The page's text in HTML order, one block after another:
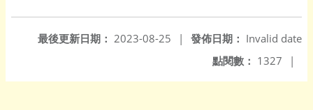
發佈日期： Invalid date
最後更新日期： 2023-08-25
|
點閱數： 1327 |